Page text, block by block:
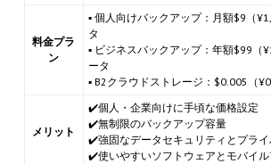
料金プラ
ン
▪ 個人向けバックアップ：月額$9（
タ
▪ ビジネスバックアップ：年額$99（
ータ
▪ B2クラウドストレージ：$0.005（
メリット
✔️個人・企業向けに手頃な価格設定
✔️無制限のバックアップ容量
✔️強固なデータセキュリティとプラ
✔️使いやすいソフトウェアとモバイル